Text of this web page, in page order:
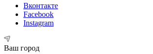
Вконтакте
Facebook
Instagram
Ваш город